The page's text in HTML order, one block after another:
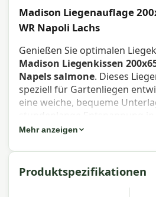
Madison Liegenauflage
WR Napoli Lachs
Genießen Sie optimalen
Madison Liegenkissen
Napels salmone. Dieses
speziell für Gartenliegen
eine weiche, bequeme
stundenlange Entspannung in
salmone
Mehr anzeigen
Produktspezifikationen